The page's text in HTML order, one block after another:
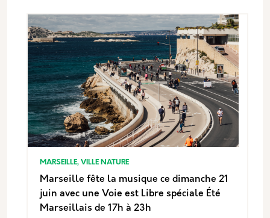
MARSEILLE, VILLE NATURE
Marseille fête la musique ce dimanche 21
juin avec une Voie est Libre spéciale Été
Marseillais de 17h à 23h